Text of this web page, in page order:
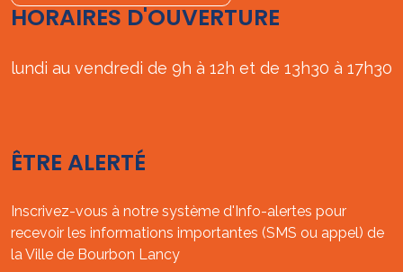
HORAIRES D'OUVERTURE
lundi au vendredi de 9h à 12h et de 13h30 à 17h30
ÊTRE ALERTÉ
Inscrivez-vous à notre système d'Info-alertes pour
recevoir les informations importantes (SMS ou appel) de
la Ville de Bourbon Lancy